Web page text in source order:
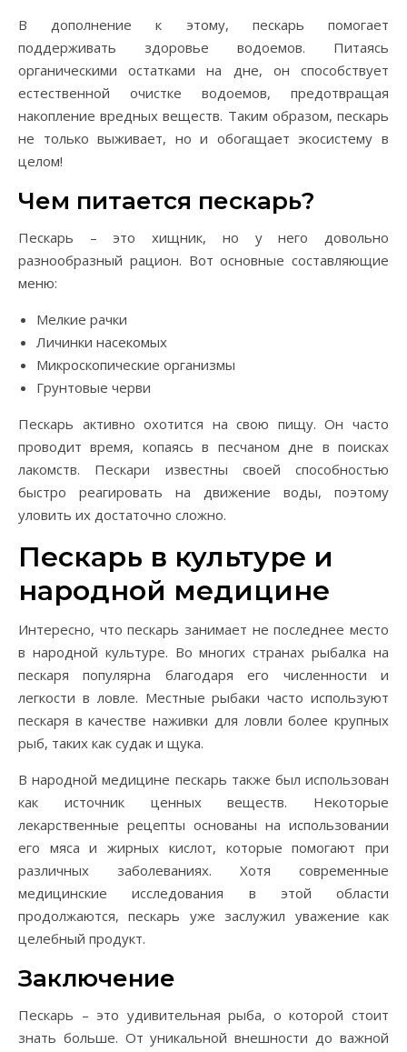
В дополнение к этому, пескарь помогает
поддерживать здоровье водоемов. Питаясь
органическими остатками на дне, он способствует
естественной очистке водоемов, предотвращая
накопление вредных веществ. Таким образом, пескарь
не только выживает, но и обогащает экосистему в
целом!
Чем питается пескарь?
Пескарь – это хищник, но у него довольно
разнообразный рацион. Вот основные составляющие
меню:
Мелкие рачки
Личинки насекомых
Микроскопические организмы
Грунтовые черви
Пескарь активно охотится на свою пищу. Он часто
проводит время, копаясь в песчаном дне в поисках
лакомств. Пескари известны своей способностью
быстро реагировать на движение воды, поэтому
уловить их достаточно сложно.
Пескарь в культуре и
народной медицине
Интересно, что пескарь занимает не последнее место
в народной культуре. Во многих странах рыбалка на
пескаря популярна благодаря его численности и
легкости в ловле. Местные рыбаки часто используют
пескаря в качестве наживки для ловли более крупных
рыб, таких как судак и щука.
В народной медицине пескарь также был использован
как источник ценных веществ. Некоторые
лекарственные рецепты основаны на использовании
его мяса и жирных кислот, которые помогают при
различных заболеваниях. Хотя современные
медицинские исследования в этой области
продолжаются, пескарь уже заслужил уважение как
целебный продукт.
Заключение
Пескарь – это удивительная рыба, о которой стоит
знать больше. От уникальной внешности до важной